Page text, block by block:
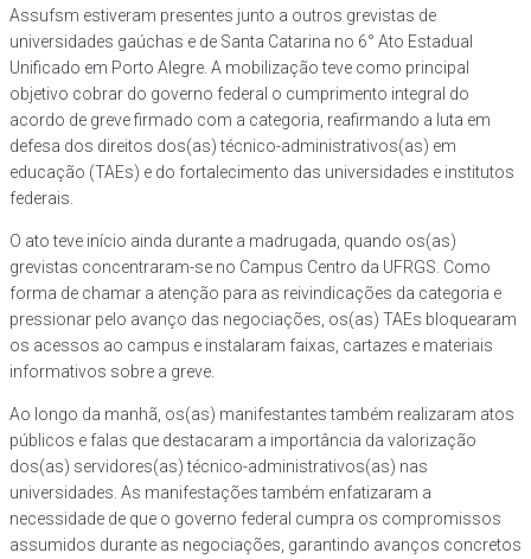
Assufsm estiveram presentes junto a outros grevistas de
universidades gaúchas e de Santa Catarina no 6° Ato Estadual
Unificado em Porto Alegre. A mobilização teve como principal
objetivo cobrar do governo federal o cumprimento integral do
acordo de greve firmado com a categoria, reafirmando a luta em
defesa dos direitos dos(as) técnico-administrativos(as) em
educação (TAEs) e do fortalecimento das universidades e institutos
federais.
O ato teve início ainda durante a madrugada, quando os(as)
grevistas concentraram-se no Campus Centro da UFRGS. Como
forma de chamar a atenção para as reivindicações da categoria e
pressionar pelo avanço das negociações, os(as) TAEs bloquearam
os acessos ao campus e instalaram faixas, cartazes e materiais
informativos sobre a greve.
Ao longo da manhã, os(as) manifestantes também realizaram atos
públicos e falas que destacaram a importância da valorização
dos(as) servidores(as) técnico-administrativos(as) nas
universidades. As manifestações também enfatizaram a
necessidade de que o governo federal cumpra os compromissos
assumidos durante as negociações, garantindo avanços concretos